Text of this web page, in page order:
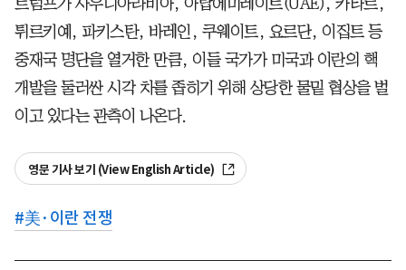
튀르키예, 파키스탄, 바레인, 쿠웨이트, 요르단, 이집트 등
중재국 명단을 열거한 만큼, 이들 국가가 미국과 이란의 핵
개발을 둘러싼 시각 차를 좁히기 위해 상당한 물밑 협상을 벌
이고 있다는 관측이 나온다.
영문 기사 보기 (View English Article)
#美·이란 전쟁